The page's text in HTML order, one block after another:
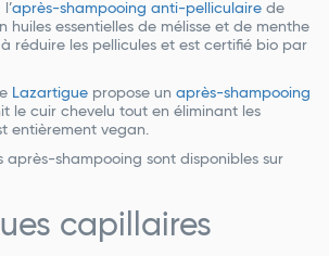
après-shampooing anti-pelliculaire de
huiles essentielles de mélisse et de menthe
réduire les pellicules et est certifié bio par
Lazartigue propose un après-shampooing
le cuir chevelu tout en éliminant les
entièrement vegan.
après-shampooing sont disponibles sur
capillaires